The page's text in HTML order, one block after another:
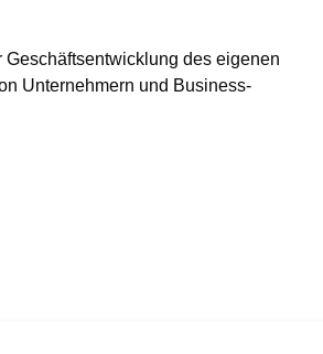
des eigenen
Unternehmern und Business-